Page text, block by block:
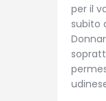
per il
subito